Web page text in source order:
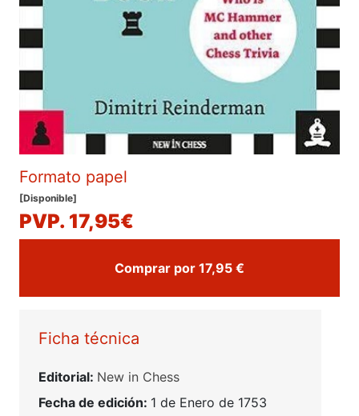
Formato papel
[Disponible]
PVP. 17,95€
Comprar por 17,95 €
Ficha técnica
Editorial: New in Chess
Fecha de edición: 1 de Enero de 1753